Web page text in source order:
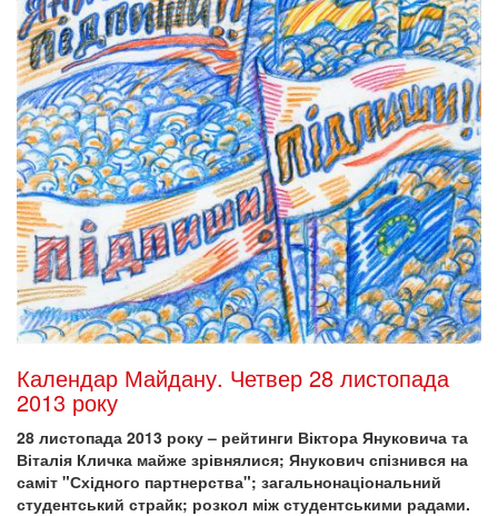
Календар Майдану. Четвер 28 листопада
2013 року
28 листопада 2013 року – рейтинги Віктора Януковича та
Віталія Кличка майже зрівнялися; Янукович спізнився на
саміт "Східного партнерства"; загальнонаціональний
студентський страйк; розкол між студентськими радами.